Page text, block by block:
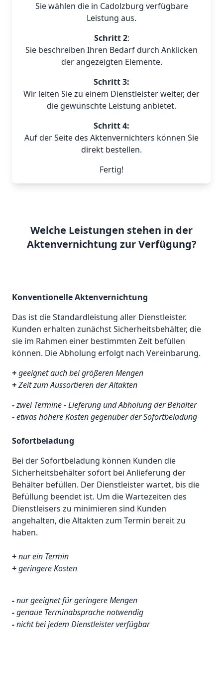
Sie wählen die in Cadolzburg verfügbare
Leistung aus.
Schritt 2:
Sie beschreiben Ihren Bedarf durch Anklicken
der angezeigten Elemente.
Schritt 3:
Wir leiten Sie zu einem Dienstleister weiter, der
die gewünschte Leistung anbietet.
Schritt 4:
Auf der Seite des Aktenvernichters können Sie
direkt bestellen.
Fertig!
Welche Leistungen stehen in der
Aktenvernichtung zur Verfügung?
Konventionelle Aktenvernichtung
Das ist die Standardleistung aller Dienstleister.
Kunden erhalten zunächst Sicherheitsbehälter, die
sie im Rahmen einer bestimmten Zeit befüllen
können. Die Abholung erfolgt nach Vereinbarung.
+geeignet auch bei größeren Mengen
+Zeit zum Aussortieren der Altakten
-zwei Termine - Lieferung und Abholung der Behälter
-etwas höhere Kosten gegenüber der Sofortbeladung
Sofortbeladung
Bei der Sofortbeladung können Kunden die
Sicherheitsbehälter sofort bei Anlieferung der
Behälter befüllen. Der Dienstleister wartet, bis die
Befüllung beendet ist. Um die Wartezeiten des
Dienstleisers zu minimieren sind Kunden
angehalten, die Altakten zum Termin bereit zu
haben.
+nur ein Termin
+geringere Kosten
-nur geeignet für geringere Mengen
-genaue Terminabsprache notwendig
-nicht bei jedem Dienstleister verfügbar